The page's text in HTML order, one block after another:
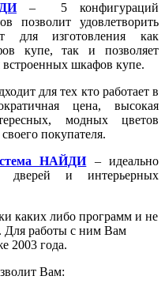
– 5 конфигураций
позволит удовлетворить
для изготовления как
купе, так и позволяет
встроенных шкафов купе.
для тех кто работает в
цена, высокая
модных цветов
покупателя.
НАЙДИ– идеально
дверей и интерьерных
каких либо программ и не
Для работы с ним Вам
2003 года.
Вам: